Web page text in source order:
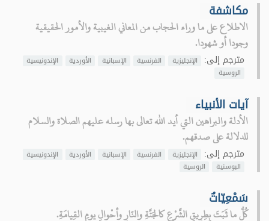
مكاشفة
الاطلاع على ما وراء الحجاب من المعاني الغيبية والأمور الحقيقية
وجودا أو شهودا.
مترجم إلى: الإنجليزية الفرنسية الإسبانية الأوردية
الإندونيسية
الروسية
آيات الأنبياء
الأدلة والبراهين التي أيد الله تعالى بها رسله عليهم الصلاة والسلام
للدلالة على صدقهم.
مترجم إلى: الإنجليزية الفرنسية الإسبانية الأوردية
الإندونيسية
البوسنية
الروسية
سَمْعِيّاتٌ
كُلُّ ما ثَبَتَ بِطِرِيقِ الشَّرْعِ كالجَنَّةِ والنّارِ وأحْوالِ يومِ القِيامَةِ.